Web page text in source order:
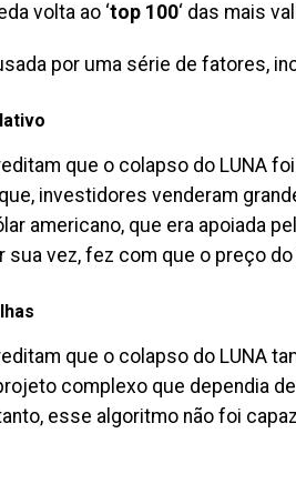
volta ao ‘top 100‘ das mais
por uma série de fatores,
que o colapso do LUNA
investidores venderam
americano, que era apoiada
sua vez, fez com que o preço
que o colapso do LUNA
complexo que dependia
esse algoritmo não foi